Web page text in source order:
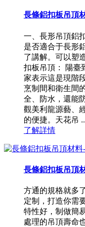
長條鋁扣板吊頂
一、長形吊頂鋁
是否適合于長形
了講解。可以塑
扣板吊頂： 陽臺
家表示這是現階
烹制間和衛生間
全、防水，還能
觀美利龍源藝、
的便捷。天花吊
了解詳情
長條鋁扣板吊頂
方通的規格就多
定制，打造你需
特性好，制做簡
處理的吊頂壽命